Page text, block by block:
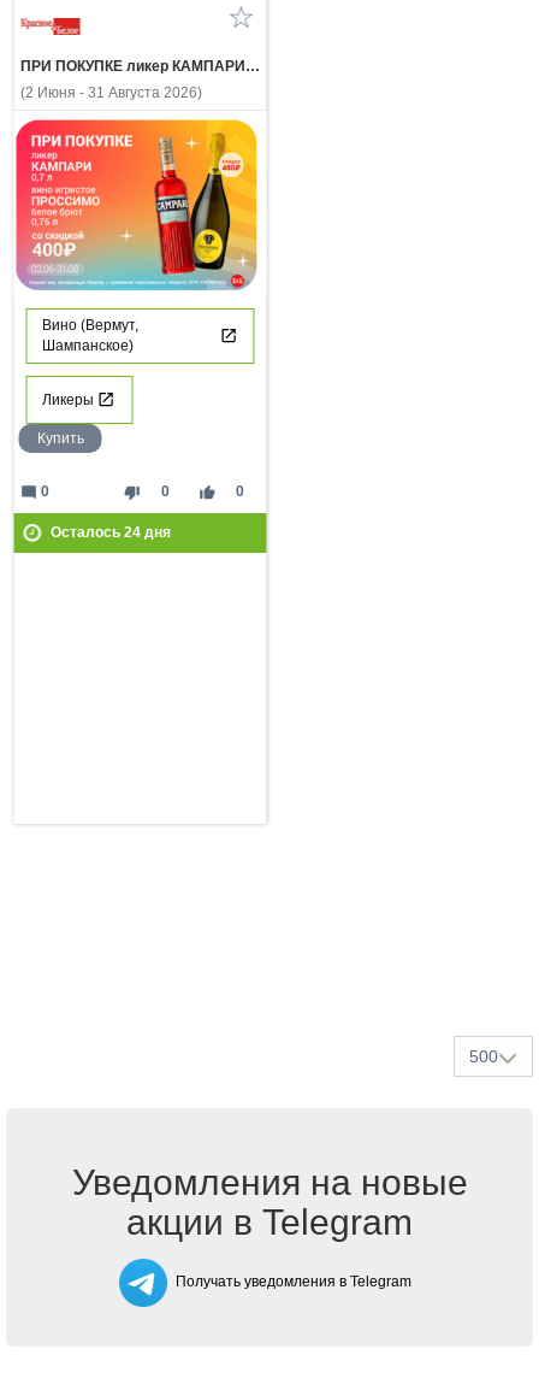
ПРИ ПОКУПКЕ ликер КАМПАРИ 0.7л вино игристое ПРОССИМО белое брют 0.75л со скидкой 400 рублей
(2 Июня - 31 Августа 2026)
Вино (Вермут,
Шампанское)
Ликеры
Купить
thumb_down 0 thumb_up 0
mode_comment 0
Осталось 24дня
500
Уведомления на новые
акции в Telegram
Получать уведомления в Telegram